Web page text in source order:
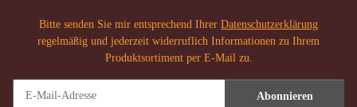
Bitte senden Sie mir entsprechend Ihrer Datenschutzerklärung
regelmäßig und jederzeit widerruflich Informationen zu Ihrem
Produktsortiment per E-Mail zu.
Abonnieren